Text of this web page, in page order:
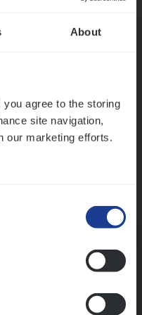
About
you agree to the storing
site navigation,
our marketing efforts.